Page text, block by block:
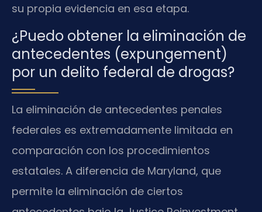
su propia evidencia en esa etapa.
¿Puedo obtener la eliminación de
antecedentes (expungement)
por un delito federal de drogas?
La eliminación de antecedentes penales
federales es extremadamente limitada en
comparación con los procedimientos
estatales. A diferencia de Maryland, que
permite la eliminación de ciertos